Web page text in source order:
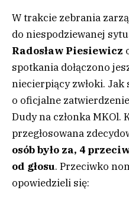
W trakcie zebrania
do niespodziewanej
Radosław Piesiewicz
spotkania dołączono
niecierpiący zwłoki. Jak
o oficjalne
Dudy na członka MKOl.
przegłosowana
osób było za, 4
od głosu. Przeciwko
opowiedzieli się: